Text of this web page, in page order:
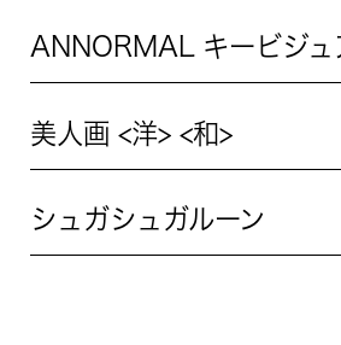
ANNORMAL キービジュ
美人画 <洋> <和>
シュガシュガルーン